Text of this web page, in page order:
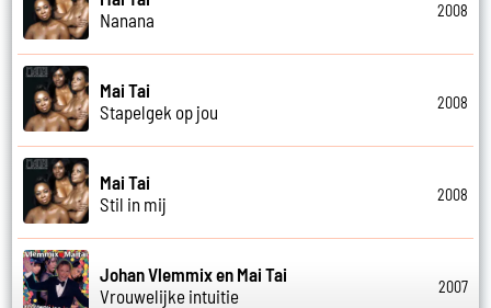
Nanana
2008
Mai Tai
Stapelgek op jou
2008
Mai Tai
Stil in mij
2008
Johan Vlemmix en Mai Tai
Vrouwelijke intuitie
2007